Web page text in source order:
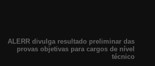
ALERR divulga resultado preliminar das
provas objetivas para cargos de nível
técnico